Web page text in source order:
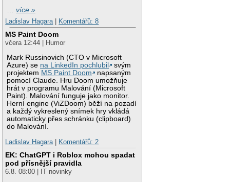
…více »
Ladislav Hagara
Komentářů: 8
MS Paint Doom
včera 12:44 | Humor
Mark Russinovich (CTO v Microsoft
Azure) se na LinkedIn pochlubil
svým
projektem MS Paint Doom
napsaným
pomocí Claude. Hru Doom umožňuje
hrát v programu Malování (Microsoft
Paint). Malování funguje jako monitor.
Herní engine (ViZDoom) běží na pozadí
a každý vykreslený snímek hry vkládá
automaticky přes schránku (clipboard)
do Malování.
Ladislav Hagara
Komentářů: 2
EK: ChatGPT i Roblox mohou spadat
pod přísnější pravidla
6.8. 08:00 | IT novinky